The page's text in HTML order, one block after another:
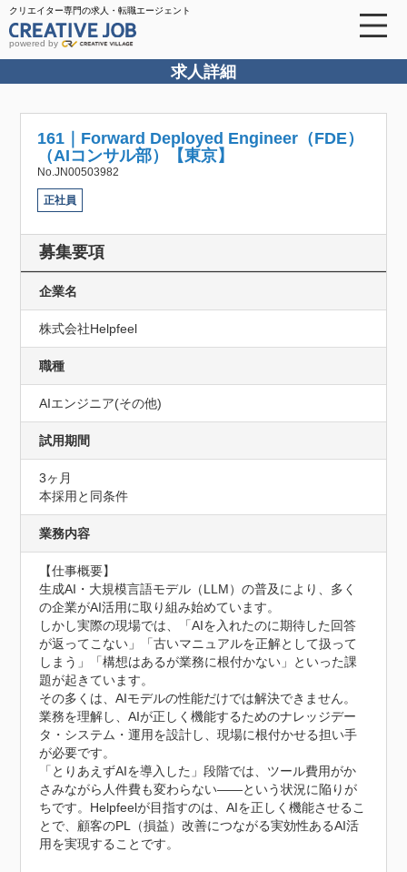
クリエイター専門の求人・転職エージェント
powered by
求人詳細
161｜Forward Deployed Engineer（FDE）
（AIコンサル部）【東京】
No.JN00503982
正社員
募集要項
企業名
株式会社Helpfeel
職種
AIエンジニア(その他)
試用期間
3ヶ月
本採用と同条件
業務内容
【仕事概要】
生成AI・大規模言語モデル（LLM）の普及により、多く
の企業がAI活用に取り組み始めています。
しかし実際の現場では、「AIを入れたのに期待した回答
が返ってこない」「古いマニュアルを正解として扱って
しまう」「構想はあるが業務に根付かない」といった課
題が起きています。
その多くは、AIモデルの性能だけでは解決できません。
業務を理解し、AIが正しく機能するためのナレッジデー
タ・システム・運用を設計し、現場に根付かせる担い手
が必要です。
「とりあえずAIを導入した」段階では、ツール費用がか
さみながら人件費も変わらない――という状況に陥りが
ちです。Helpfeelが目指すのは、AIを正しく機能させるこ
とで、顧客のPL（損益）改善につながる実効性あるAI活
用を実現することです。